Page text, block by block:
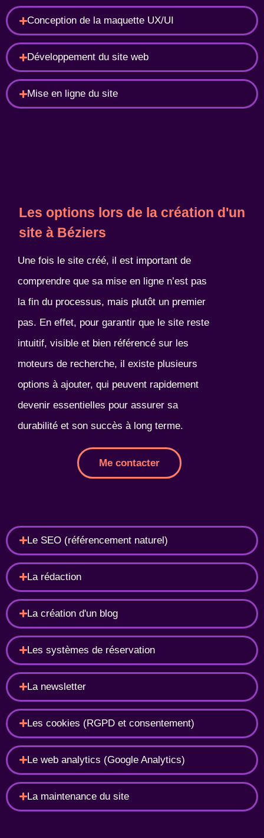
Conception de la maquette UX/UI
Développement du site web
Mise en ligne du site
Les options lors de la création d'un
site à Béziers
Une fois le site créé, il est important de
comprendre que sa mise en ligne n’est pas
la fin du processus, mais plutôt un premier
pas. En effet, pour garantir que le site reste
intuitif, visible et bien référencé sur les
moteurs de recherche, il existe plusieurs
options à ajouter, qui peuvent rapidement
devenir essentielles pour assurer sa
durabilité et son succès à long terme.
Me contacter
Le SEO (référencement naturel)
La rédaction
La création d'un blog
Les systèmes de réservation
La newsletter
Les cookies (RGPD et consentement)
Le web analytics (Google Analytics)
La maintenance du site